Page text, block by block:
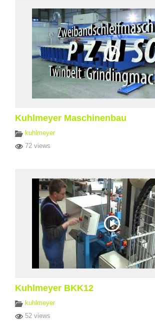
Kuhlmeyer Maschinenbau
kuhlmeyer
72 views
Kuhlmeyer BKK12
kuhlmeyer
52 views